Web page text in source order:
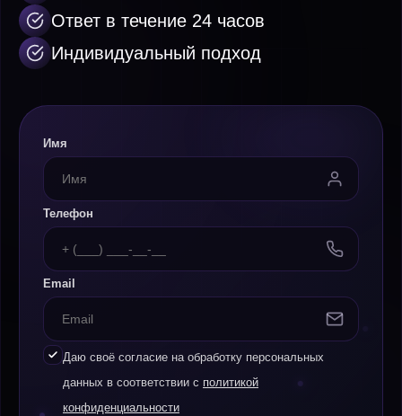
Ответ в течение 24 часов
Индивидуальный подход
Имя
Телефон
Email
Даю своё согласие на обработку персональных
данных в соответствии с политикой
конфиденциальности